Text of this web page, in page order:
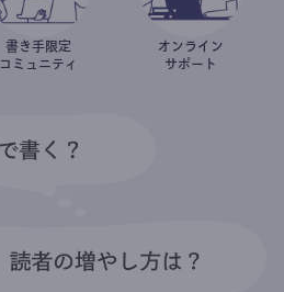
書き手限定
コミュニティ
オンライン
サポート